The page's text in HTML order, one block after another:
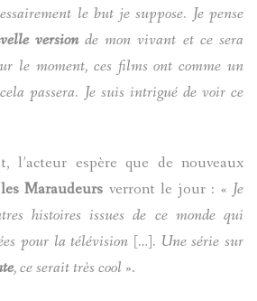
le but je suppose. Je pense
versionde mon vivant et ce sera
le moment, ces films ont comme un
passera. Je suis intrigué de voir ce
l’acteur espère que de nouveaux
les Maraudeurs verront le jour : « Je
histoires issues de ce monde qui
pour la télévision […]. Une série sur
, ce serait très cool ».